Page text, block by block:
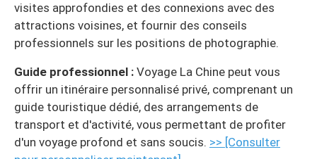
visites approfondies et des connexions avec des
attractions voisines, et fournir des conseils
professionnels sur les positions de photographie.
Guide professionnel : Voyage La Chine peut vous
offrir un itinéraire personnalisé privé, comprenant un
guide touristique dédié, des arrangements de
transport et d'activité, vous permettant de profiter
d'un voyage profond et sans soucis. >> [Consulter